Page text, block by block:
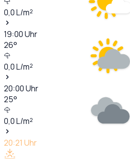
0,0L/m²
19:00Uhr
26°
0,0L/m²
20:00Uhr
25°
0,0L/m²
20:21 Uhr